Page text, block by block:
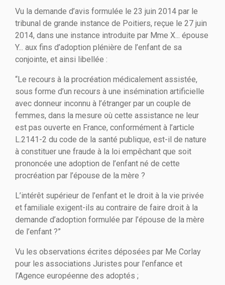
Vu la demande d’avis formulée le 23 juin 2014 par le
tribunal de grande instance de Poitiers, reçue le 27 juin
2014, dans une instance introduite par Mme X... épouse
Y... aux fins d’adoption plénière de l’enfant de sa
conjointe, et ainsi libellée :
“Le recours à la procréation médicalement assistée,
sous forme d’un recours à une insémination artificielle
avec donneur inconnu à l’étranger par un couple de
femmes, dans la mesure où cette assistance ne leur
est pas ouverte en France, conformément à l’article
L.2141-2 du code de la santé publique, est-il de nature
à constituer une fraude à la loi empêchant que soit
prononcée une adoption de l’enfant né de cette
procréation par l’épouse de la mère ?
L’intérêt supérieur de l’enfant et le droit à la vie privée
et familiale exigent-ils au contraire de faire droit à la
demande d’adoption formulée par l’épouse de la mère
de l’enfant ?”
Vu les observations écrites déposées par Me Corlay
pour les associations Juristes pour l’enfance et
l’Agence européenne des adoptés ;